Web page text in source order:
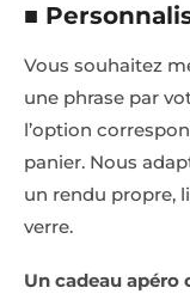
■
Vous souhaitez
une phrase par
l’option
panier. Nous
un rendu propre,
verre.
Un cadeau